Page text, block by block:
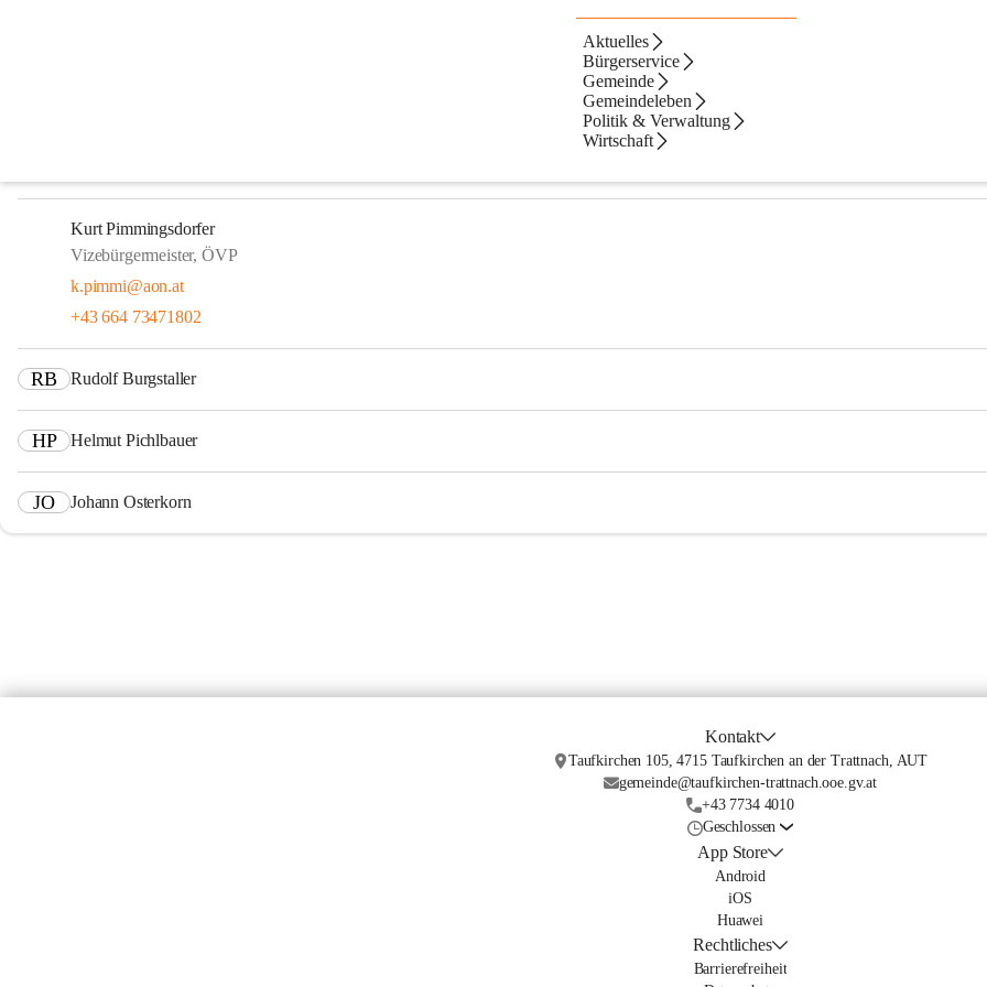
Aktuelles
Bürgerservice
Gemeinde
Gemeindeleben
Politik & Verwaltung
Wirtschaft
Kurt Pimmingsdorfer
Vizebürgermeister, ÖVP
k.pimmi@aon.at
+43 664 73471802
RB Rudolf Burgstaller
HP Helmut Pichlbauer
JO Johann Osterkorn
Kontakt
Taufkirchen 105, 4715 Taufkirchen an der Trattnach, AUT
gemeinde@taufkirchen-trattnach.ooe.gv.at
+43 7734 4010
Geschlossen
App Store
Android
iOS
Huawei
Rechtliches
Barrierefreiheit